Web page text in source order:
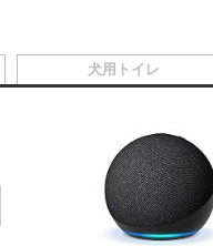
犬用トイレ